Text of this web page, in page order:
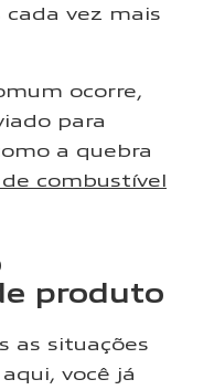
cada vez mais
ocorre,
para
a quebra
combustível
produto
as situações
você já